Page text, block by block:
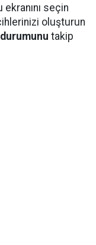
seçin
oluşturun
takip